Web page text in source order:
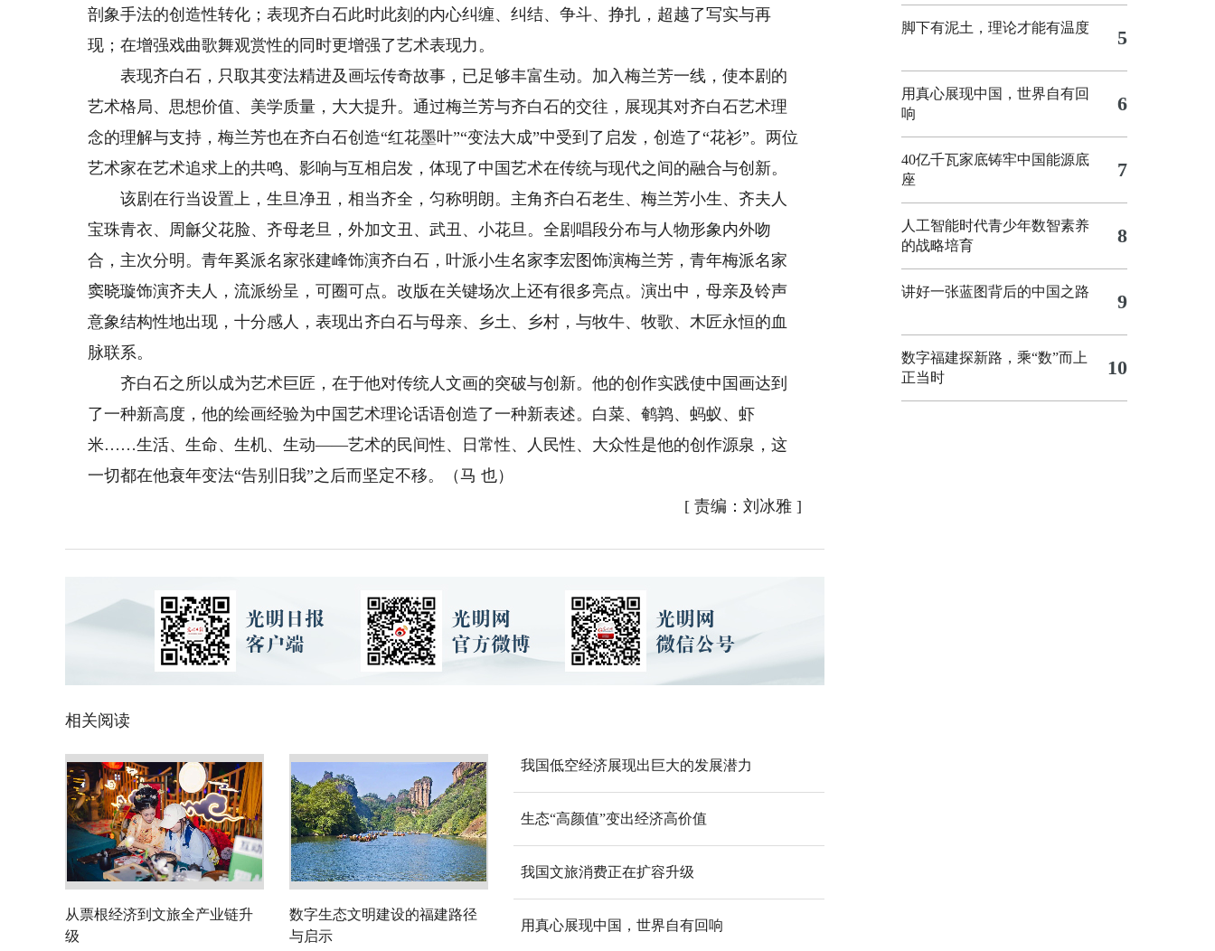
剖象手法的创造性转化；表现齐白石此时此刻的内心纠缠、纠结、争斗、挣扎，超越了写实与再
现；在增强戏曲歌舞观赏性的同时更增强了艺术表现力。
表现齐白石，只取其变法精进及画坛传奇故事，已足够丰富生动。加入梅兰芳一线，使本剧的
艺术格局、思想价值、美学质量，大大提升。通过梅兰芳与齐白石的交往，展现其对齐白石艺术理
念的理解与支持，梅兰芳也在齐白石创造“红花墨叶”“变法大成”中受到了启发，创造了“花衫”。两位
艺术家在艺术追求上的共鸣、影响与互相启发，体现了中国艺术在传统与现代之间的融合与创新。
该剧在行当设置上，生旦净丑，相当齐全，匀称明朗。主角齐白石老生、梅兰芳小生、齐夫人
宝珠青衣、周龢父花脸、齐母老旦，外加文丑、武丑、小花旦。全剧唱段分布与人物形象内外吻
合，主次分明。青年奚派名家张建峰饰演齐白石，叶派小生名家李宏图饰演梅兰芳，青年梅派名家
窦晓璇饰演齐夫人，流派纷呈，可圈可点。改版在关键场次上还有很多亮点。演出中，母亲及铃声
意象结构性地出现，十分感人，表现出齐白石与母亲、乡土、乡村，与牧牛、牧歌、木匠永恒的血
脉联系。
齐白石之所以成为艺术巨匠，在于他对传统人文画的突破与创新。他的创作实践使中国画达到
了一种新高度，他的绘画经验为中国艺术理论话语创造了一种新表述。白菜、鹌鹑、蚂蚁、虾
米……生活、生命、生机、生动——艺术的民间性、日常性、人民性、大众性是他的创作源泉，这
一切都在他衰年变法“告别旧我”之后而坚定不移。（马 也）
[ 责编：刘冰雅]
相关阅读
从票根经济到文旅全产业链升
级
数字生态文明建设的福建路径
与启示
我国低空经济展现出巨大的发展潜力
生态“高颜值”变出经济高价值
我国文旅消费正在扩容升级
用真心展现中国，世界自有回响
脚下有泥土，理论才能有温度 5
用真心展现中国，世界自有回
响
6
40亿千瓦家底铸牢中国能源底
座
7
人工智能时代青少年数智素养
的战略培育
8
讲好一张蓝图背后的中国之路 9
数字福建探新路，乘“数”而上
正当时
10